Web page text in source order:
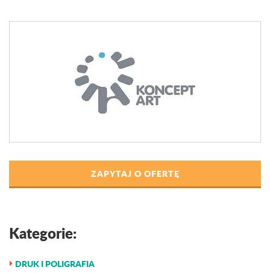
ZAPYTAJ O OFERTĘ
Kategorie:
DRUK I POLIGRAFIA